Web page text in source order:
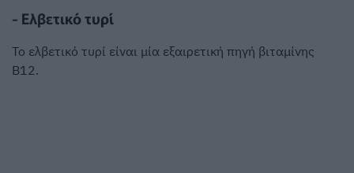
- Ελβετικό τυρί
Το ελβετικό τυρί είναι μία εξαιρετική πηγή βιταμίνης
Β12.